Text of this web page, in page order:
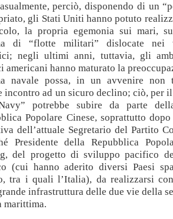
perciò, disponendo di un
gli Stati Uniti hanno potuto
la propria egemonia sui mari,
di “flotte militari” dislocate nei
negli ultimi anni, tuttavia, gli
americani hanno maturato la
navale possa, in un avvenire non
incontro ad un sicuro declino; ciò, per
potrebbe subire da parte
Popolare Cinese, soprattutto
dell’attuale Segretario del Partito
Presidente della Repubblica
del progetto di sviluppo pacifico
(cui hanno aderito diversi Paesi
tra i quali l’Italia), da realizzarsi
infrastruttura delle due vie della
marittima.